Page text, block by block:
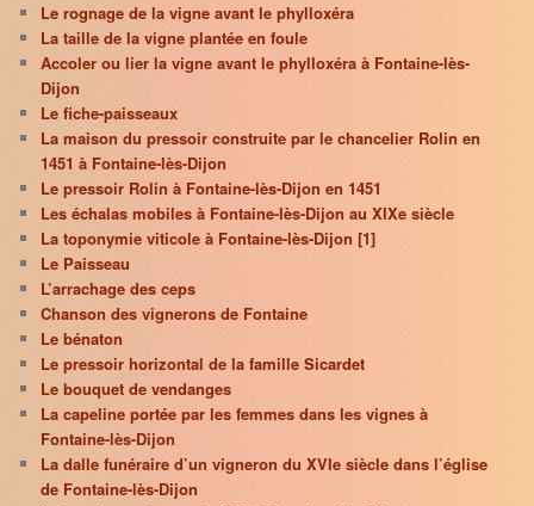
Le rognage de la vigne avant le phylloxéra
La taille de la vigne plantée en foule
Accoler ou lier la vigne avant le phylloxéra à Fontaine-lès-
Dijon
Le fiche-paisseaux
La maison du pressoir construite par le chancelier Rolin en
1451 à Fontaine-lès-Dijon
Le pressoir Rolin à Fontaine-lès-Dijon en 1451
Les échalas mobiles à Fontaine-lès-Dijon au XIXe siècle
La toponymie viticole à Fontaine-lès-Dijon [1]
Le Paisseau
L’arrachage des ceps
Chanson des vignerons de Fontaine
Le bénaton
Le pressoir horizontal de la famille Sicardet
Le bouquet de vendanges
La capeline portée par les femmes dans les vignes à
Fontaine-lès-Dijon
La dalle funéraire d’un vigneron du XVIe siècle dans l’église
de Fontaine-lès-Dijon